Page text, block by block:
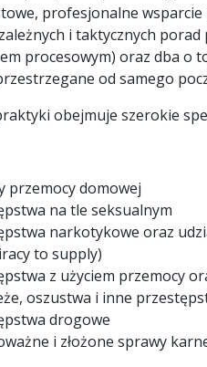
profesjonalne
i taktycznych
procesowym) oraz dba o
od samego
obejmuje szerokie
przemocy domowej
na tle seksualnym
narkotykowe oraz
to supply)
z użyciem przemocy
oszustwa i inne
drogowe
i złożone sprawy